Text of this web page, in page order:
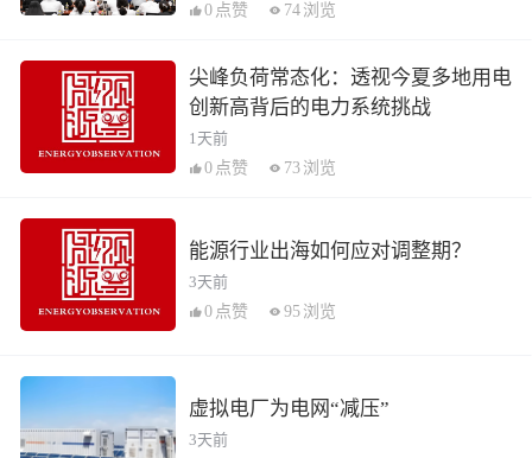
0 点赞 74 浏览
尖峰负荷常态化：透视今夏多地用电
创新高背后的电力系统挑战
1天前
0 点赞 73 浏览
能源行业出海如何应对调整期？
3天前
0 点赞 95 浏览
虚拟电厂为电网“减压”
3天前